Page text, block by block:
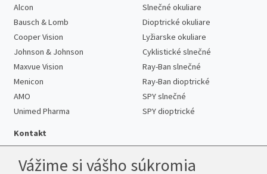
Alcon
Bausch & Lomb
Cooper Vision
Johnson & Johnson
Maxvue Vision
Menicon
AMO
Unimed Pharma
Slnečné okuliare
Dioptrické okuliare
Lyžiarske okuliare
Cyklistické slnečné
Ray-Ban slnečné
Ray-Ban dioptrické
SPY slnečné
SPY dioptrické
Kontakt
Vážime si vášho súkromia